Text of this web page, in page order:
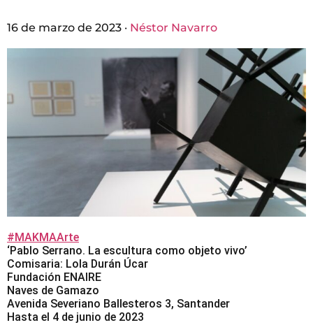
16 de marzo de 2023 · Néstor Navarro
#MAKMAArte
‘Pablo Serrano. La escultura como objeto vivo’
Comisaria: Lola Durán Úcar
Fundación ENAIRE
Naves de Gamazo
Avenida Severiano Ballesteros 3, Santander
Hasta el 4 de junio de 2023